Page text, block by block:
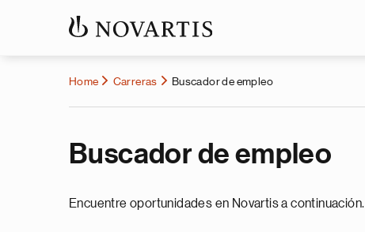
Home Carreras Buscador de empleo
Buscador de empleo
Encuentre oportunidades en Novartis a continuación.